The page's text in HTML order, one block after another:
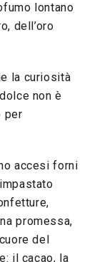
lontano
dell’oro
la curiosità
non è
per
accesi forni
promessa,
del
il cacao, la